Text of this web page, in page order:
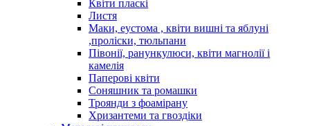
Квіти пласкі
Листя
Маки, еустома , квіти вишні та яблуні
,проліски, тюльпани
Півонії, ранункулюси, квіти магнолії і
камелія
Паперові квіти
Соняшник та ромашки
Троянди з фоамірану
Хризантеми та гвоздіки